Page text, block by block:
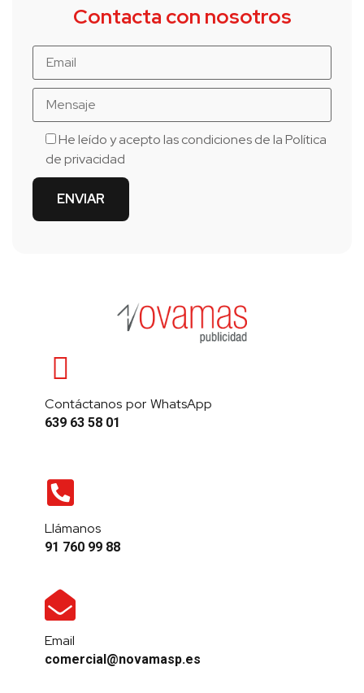
Contacta con nosotros
He leído y acepto las condiciones de laPolítica
de privacidad
Contáctanos por WhatsApp
639 63 58 01
Llámanos
91 760 99 88
Email
comercial@novamasp.es